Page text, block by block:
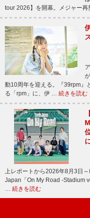
tour 2026】を開幕。メジャー
動10周年を迎える。『39rpm』
る「rpm」に、伊 … 続きを読む
上レポートから2026年8月3日
Japan「On My Road -Stadium
… 続きを読む